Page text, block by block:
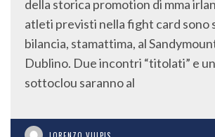
atleti previsti nella fight card sono
bilancia, stamattima, al
Dublino. Due incontri “titolati” e
sottoclou saranno al
LORENZO VULPIS